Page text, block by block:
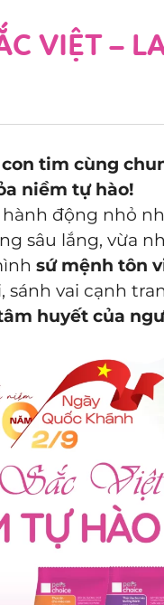
VIỆT –
tim cùng
niềm tự hào!
động nhỏ
sâu lắng, vừa
sứ mệnh tôn
sánh vai cạnh
huyết của